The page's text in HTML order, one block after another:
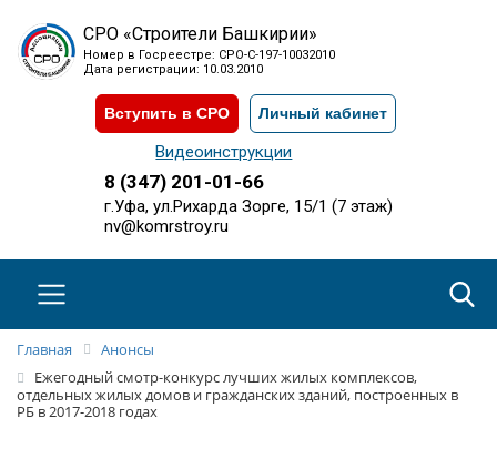
СРО «Строители Башкирии»
Номер в Госреестре: СРО-С-197-10032010
Дата регистрации: 10.03.2010
Вступить в СРО Личный кабинет
Видеоинструкции
8 (347) 201-01-66
г.Уфа, ул.Рихарда Зорге, 15/1 (7 этаж)
nv@komrstroy.ru
Главная
Анонсы
Ежегодный смотр-конкурс лучших жилых комплексов,
отдельных жилых домов и гражданских зданий, построенных в
РБ в 2017-2018 годах